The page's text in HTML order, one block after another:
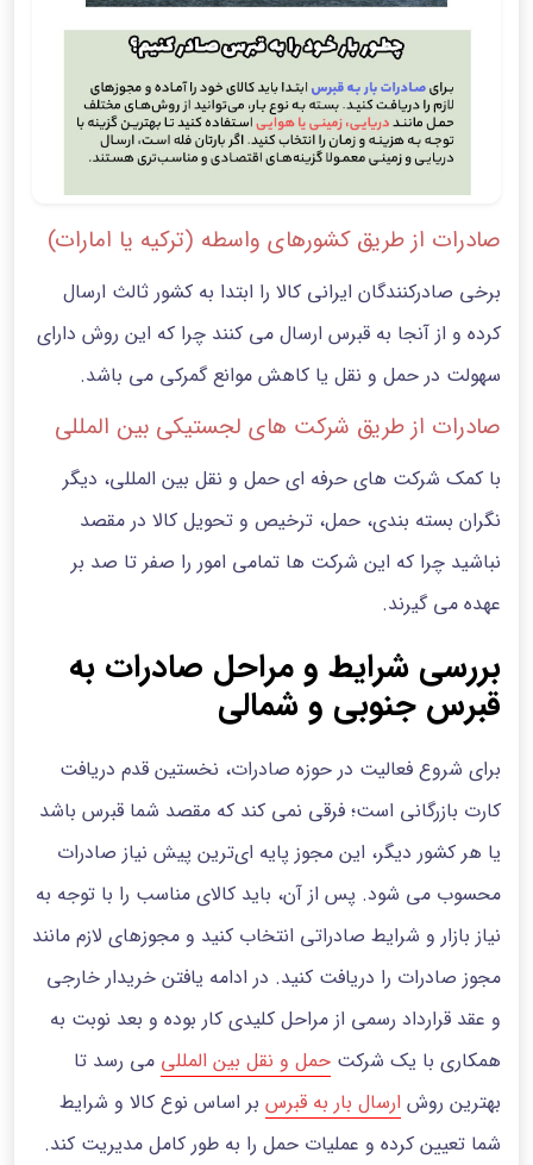
صادرات از طریق کشورهای واسطه (ترکیه یا امارات)
برخی صادرکنندگان ایرانی کالا را ابتدا به کشور ثالث ارسال
کرده و از آنجا به قبرس ارسال می کنند چرا که این روش دارای
سهولت در حمل‌ و نقل یا کاهش موانع گمرکی می باشد.
صادرات از طریق شرکت های لجستیکی بین المللی
با کمک شرکت های حرفه ای حمل‌ و نقل بین‌ المللی، دیگر
نگران بسته بندی، حمل، ترخیص و تحویل کالا در مقصد
نباشید چرا که این شرکت ها تمامی امور را صفر تا صد بر
عهده می گیرند.
بررسی شرایط و مراحل صادرات به
قبرس جنوبی و شمالی
برای شروع فعالیت در حوزه صادرات، نخستین قدم دریافت
کارت بازرگانی است؛ فرقی نمی کند که مقصد شما قبرس باشد
یا هر کشور دیگر، این مجوز پایه ای‌ترین پیش‌ نیاز صادرات
محسوب می شود. پس از آن، باید کالای مناسب را با توجه به
نیاز بازار و شرایط صادراتی انتخاب کنید و مجوزهای لازم مانند
مجوز صادرات را دریافت کنید. در ادامه یافتن خریدار خارجی
و عقد قرارداد رسمی از مراحل کلیدی کار بوده و بعد نوبت به
همکاری با یک شرکت حمل‌ و نقل بین المللی می‌ رسد تا
بهترین روش ارسال بار به قبرس بر اساس نوع کالا و شرایط
شما تعیین کرده و عملیات حمل را به طور کامل مدیریت کند.